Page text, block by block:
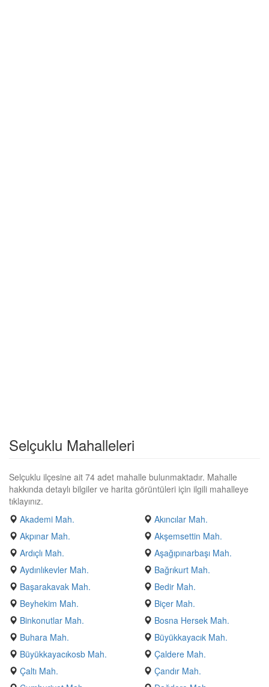
Selçuklu Mahalleleri
Selçuklu ilçesine ait 74 adet mahalle bulunmaktadır. Mahalle
hakkında detaylı bilgiler ve harita görüntüleri için ilgili mahalleye
tıklayınız.
Akademi Mah.
Akıncılar Mah.
Akpınar Mah.
Akşemsettin Mah.
Ardıçlı Mah.
Aşağıpınarbaşı Mah.
Aydınlıkevler Mah.
Bağrıkurt Mah.
Başarakavak Mah.
Bedir Mah.
Beyhekim Mah.
Biçer Mah.
Binkonutlar Mah.
Bosna Hersek Mah.
Buhara Mah.
Büyükkayacık Mah.
Büyükkayacıkosb Mah.
Çaldere Mah.
Çaltı Mah.
Çandır Mah.